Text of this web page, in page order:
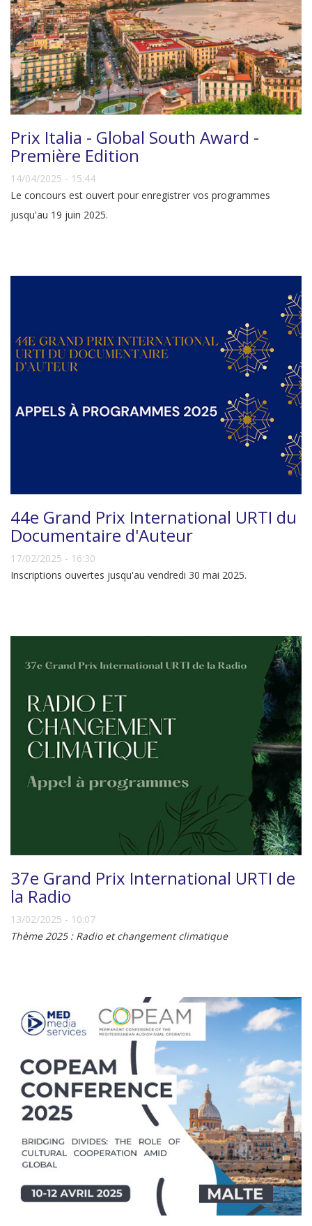
Prix Italia - Global South Award -
Première Edition
14/04/2025 - 15:44
Le concours est ouvert pour enregistrer vos programmes
jusqu'au 19 juin 2025.
44e Grand Prix International URTI du
Documentaire d'Auteur
17/02/2025 - 16:30
Inscriptions ouvertes jusqu'au vendredi 30 mai 2025.
37e Grand Prix International URTI de
la Radio
13/02/2025 - 10:07
Thème 2025 : Radio et changement climatique